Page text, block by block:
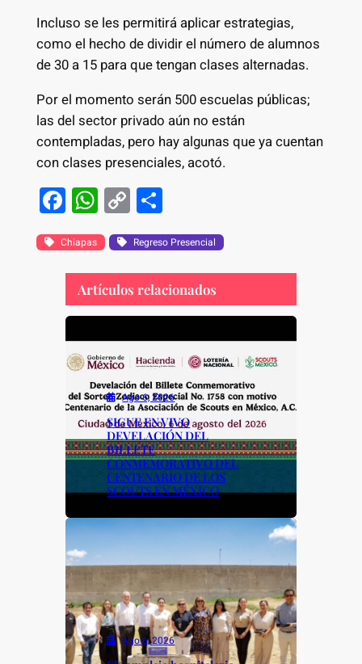
Incluso se les permitirá aplicar estrategias,
como el hecho de dividir el número de alumnos
de 30 a 15 para que tengan clases alternadas.
Por el momento serán 500 escuelas públicas;
las del sector privado aún no están
contempladas, pero hay algunas que ya cuentan
con clases presenciales, acotó.
F
a
c
e
b
o
o
k
W
h
at
s
A
p
p
C
o
p
y
Li
n
k
S
h
ar
e
Chiapas Regreso Presencial
Artículos relacionados
Ago 6, 2026
SIGUE EN VIVO
DEVELACIÓN DEL
BILLETE
CONMEMORATIVO DEL
CENTENARIO DE LOS
SCOUTS EN MÉXICO
Ago 6, 2026